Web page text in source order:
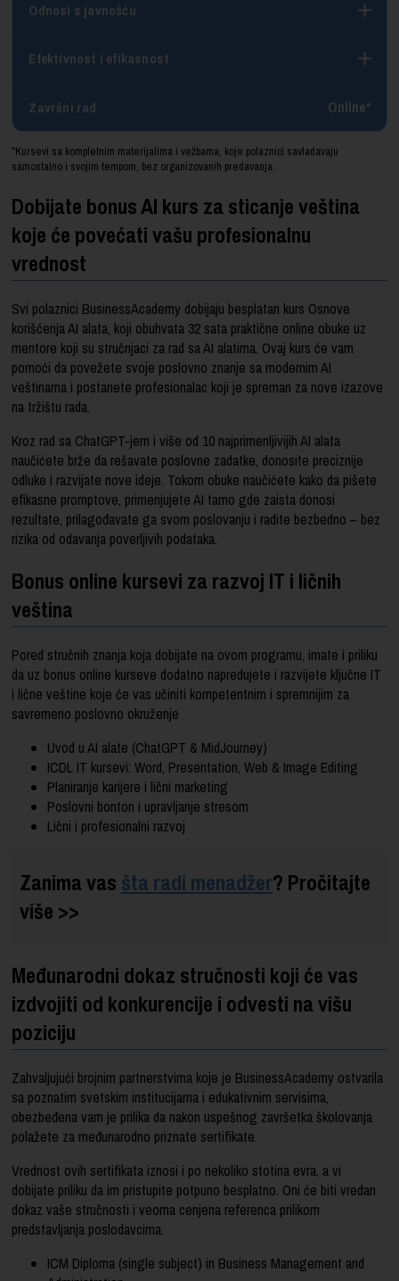
Odnosi s javnošću
Efektivnost i efikasnost
Završni rad Online*
*Kursevi sa kompletnim materijalima i vežbama, koje polaznici savladavaju
samostalno i svojim tempom, bez organizovanih predavanja.
Dobijate bonus AI kurs za sticanje veština
koje će povećati vašu profesionalnu
vrednost
Svi polaznici BusinessAcademy dobijaju besplatan kurs Osnove
korišćenja AI alata, koji obuhvata 32 sata praktične online obuke uz
mentore koji su stručnjaci za rad sa AI alatima. Ovaj kurs će vam
pomoći da povežete svoje poslovno znanje sa modernim AI
veštinama i postanete profesionalac koji je spreman za nove izazove
na tržištu rada.
Kroz rad sa ChatGPT-jem i više od 10 najprimenljivijih AI alata
naučićete brže da rešavate poslovne zadatke, donosite preciznije
odluke i razvijate nove ideje. Tokom obuke naučićete kako da pišete
efikasne promptove, primenjujete AI tamo gde zaista donosi
rezultate, prilagođavate ga svom poslovanju i radite bezbedno – bez
rizika od odavanja poverljivih podataka.
Bonus online kursevi za razvoj IT i ličnih
veština
Pored stručnih znanja koja dobijate na ovom programu, imate i priliku
da uz bonus online kurseve dodatno napredujete i razvijete ključne IT
i lične veštine koje će vas učiniti kompetentnim i spremnijim za
savremeno poslovno okruženje
Uvod u AI alate (ChatGPT & MidJourney)
ICDL IT kursevi: Word, Presentation, Web & Image Editing
Planiranje karijere i lični marketing
Poslovni bonton i upravljanje stresom
Lični i profesionalni razvoj
Zanima vas šta radi menadžer? Pročitajte
više >>
Međunarodni dokaz stručnosti koji će vas
izdvojiti od konkurencije i odvesti na višu
poziciju
Zahvaljujući brojnim partnerstvima koje je BusinessAcademy ostvarila
sa poznatim svetskim institucijama i edukativnim servisima,
obezbeđena vam je prilika da nakon uspešnog završetka školovanja
polažete za međunarodno priznate sertifikate.
Vrednost ovih sertifikata iznosi i po nekoliko stotina evra, a vi
dobijate priliku da im pristupite potpuno besplatno. Oni će biti vredan
dokaz vaše stručnosti i veoma cenjena referenca prilikom
predstavljanja poslodavcima.
ICM Diploma (single subject) in Business Management and